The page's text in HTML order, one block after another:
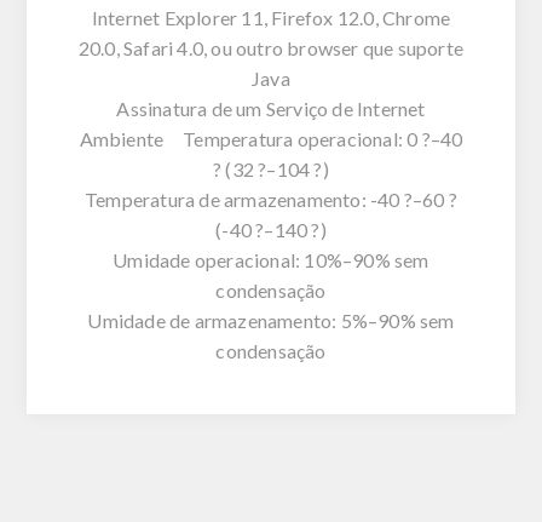
Internet Explorer 11, Firefox 12.0, Chrome
20.0, Safari 4.0, ou outro browser que suporte
Java
Assinatura de um Serviço de Internet
Ambiente Temperatura operacional: 0 ?–40
? (32 ?–104 ?)
Temperatura de armazenamento: -40 ?–60 ?
(-40 ?–140 ?)
Umidade operacional: 10%–90% sem
condensação
Umidade de armazenamento: 5%–90% sem
condensação